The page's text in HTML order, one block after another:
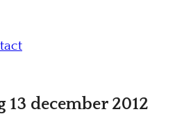
13 december 2012